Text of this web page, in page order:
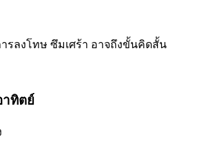
ารลงโทษ ซึมเศร้า อาจถึงขั้นคิดสั้น
าทิตย์